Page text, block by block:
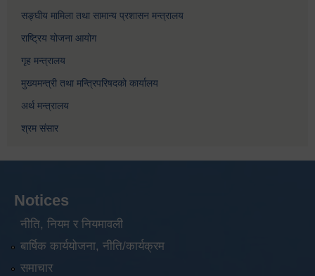
सङ्घीय मामिला तथा सामान्य प्रशासन मन्त्रालय
राष्ट्रिय योजना आयोग
गृह मन्त्रालय
मुख्यमन्त्री तथा मन्त्रिपरिषदको कार्यालय
अर्थ मन्त्रालय
श्रम संसार
Notices
नीति, नियम र नियमावली
बार्षिक कार्ययोजना, नीति/कार्यक्रम
समाचार